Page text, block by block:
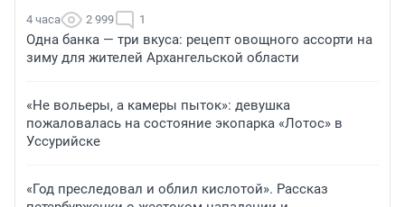
4 часа 2 999 1
Одна банка — три вкуса: рецепт овощного ассорти на
зиму для жителей Архангельской области
«Не вольеры, а камеры пыток»: девушка
пожаловалась на состояние экопарка «Лотос» в
Уссурийске
«Год преследовал и облил кислотой». Рассказ